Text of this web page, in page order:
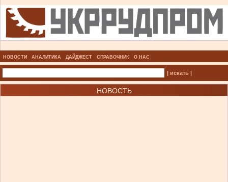
НОВОСТИ АНАЛИТИКА ДАЙДЖЕСТ СПРАВОЧНИК О НАС
| искать |
НОВОСТЬ